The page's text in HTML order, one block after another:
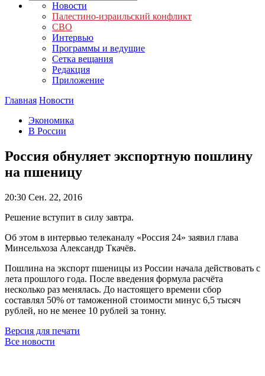
Новости
Палестино-израильский конфликт
СВО
Интервью
Программы и ведущие
Сетка вещания
Редакция
Приложение
Главная Новости
Экономика
В России
Россия обнуляет экспортную пошлину
на пшеницу
20:30 Сен. 22, 2016
Решение вступит в силу завтра.
Об этом в интервью телеканалу «Россия 24» заявил глава
Минсельхоза Александр Ткачёв.
Пошлина на экспорт пшеницы из России начала действовать с
лета прошлого года. После введения формула расчёта
несколько раз менялась. До настоящего времени сбор
составлял 50% от таможенной стоимости минус 6,5 тысяч
рублей, но не менее 10 рублей за тонну.
Версия для печати
Все новости